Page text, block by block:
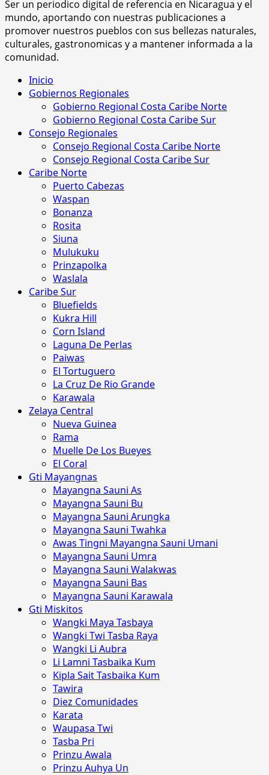
Ser un periodico digital de referencia en Nicaragua y el
mundo, aportando con nuestras publicaciones a
promover nuestros pueblos con sus bellezas naturales,
culturales, gastronomicas y a mantener informada a la
comunidad.
Menú
principal
Inicio
Gobiernos Regionales
Gobierno Regional Costa Caribe Norte
Gobierno Regional Costa Caribe Sur
Consejo Regionales
Consejo Regional Costa Caribe Norte
Consejo Regional Costa Caribe Sur
Caribe Norte
Puerto Cabezas
Waspan
Bonanza
Rosita
Siuna
Mulukuku
Prinzapolka
Waslala
Caribe Sur
Bluefields
Kukra Hill
Corn Island
Laguna De Perlas
Paiwas
El Tortuguero
La Cruz De Rio Grande
Karawala
Zelaya Central
Nueva Guinea
Rama
Muelle De Los Bueyes
El Coral
Gti Mayangnas
Mayangna Sauni As
Mayangna Sauni Bu
Mayangna Sauni Arungka
Mayangna Sauni Twahka
Awas Tingni Mayangna Sauni Umani
Mayangna Sauni Umra
Mayangna Sauni Walakwas
Mayangna Sauni Bas
Mayangna Sauni Karawala
Gti Miskitos
Wangki Maya Tasbaya
Wangki Twi Tasba Raya
Wangki Li Aubra
Li Lamni Tasbaika Kum
Kipla Sait Tasbaika Kum
Tawira
Diez Comunidades
Karata
Waupasa Twi
Tasba Pri
Prinzu Awala
Prinzu Auhya Un